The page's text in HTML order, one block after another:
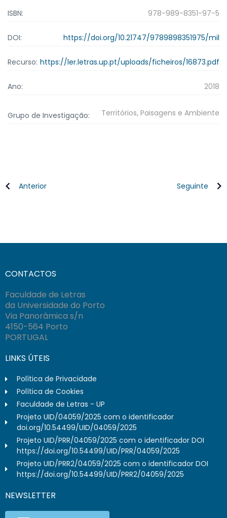
ISBN: 978-989-8351-97-5
DOI: https://doi.org/10.21747/9789898351975/mil
Recurso: https://ler.letras.up.pt/uploads/ficheiros/16873.pdf
Ano: 2018
Grupo de Investigação: Territórios, Paisagens e Ambiente
Anterior Seguinte
CONTACTOS
Faculdade de Letras
da Universidade do Porto
Via Panorâmica s/n
4150-564 Porto
PORTUGAL
LINKS ÚTEIS
Política de Privacidade
Política de Cookies
Faculdade de Letras - UP
Projeto UID/04059/2025 com o identificador
doi.org/10.54499/UID/04059/2025
Projeto UID/PRR/04059/2025 com o identificador DOI
https://doi.org/10.54499/UID/PRR/04059/2025
Projeto UID/PRR2/04059/2025 com o identificador DOI
https://doi.org/10.54499/UID/PRR2/04059/2025
NEWSLETTER